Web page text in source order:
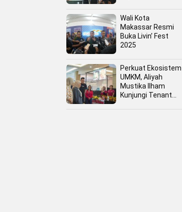
Program Presiden
Prabowo
Wali Kota
Makassar Resmi
Buka Livin’ Fest
2025
Perkuat Ekosistem
UMKM, Aliyah
Mustika Ilham
Kunjungi Tenant